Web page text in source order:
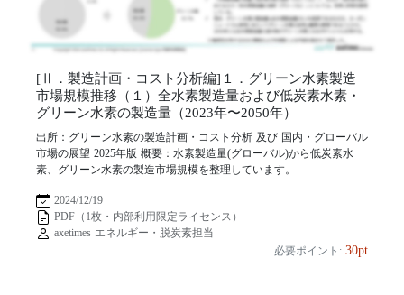
[Ⅱ．製造計画・コスト分析編]１．グリーン水素製造
市場規模推移（１）全水素製造量および低炭素水素・
グリーン水素の製造量（2023年〜2050年）
出所：グリーン水素の製造計画・コスト分析 及び 国内・グローバル
市場の展望 2025年版 概要：水素製造量(グローバル)から低炭素水
素、グリーン水素の製造市場規模を整理しています。
2024/12/19
PDF（1枚・内部利用限定ライセンス）
axetimes エネルギー・脱炭素担当
必要ポイント: 30pt